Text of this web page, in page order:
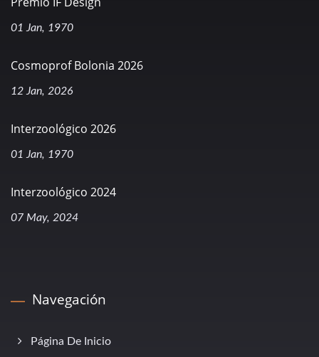
01 Jan, 1970
Cosmoprof Bolonia 2026
12 Jan, 2026
Interzoológico 2026
01 Jan, 1970
Interzoológico 2024
07 May, 2024
Navegación
Página De Inicio